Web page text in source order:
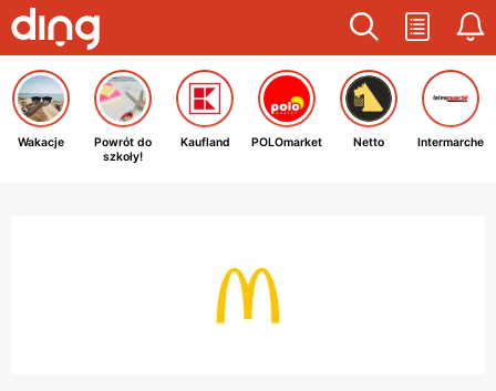
Wakacje
Powrót do
szkoły!
Kaufland POLOmarket Netto Intermarche